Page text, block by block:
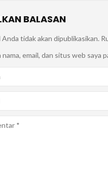
BALASAN
tidak akan dipublikasikan.
nama, email, dan situs web saya